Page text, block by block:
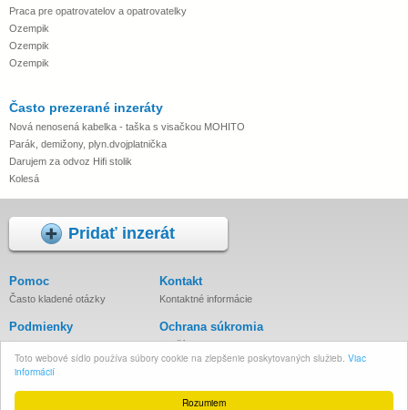
Rozumiem
Toto webové sídlo používa súbory cookie na zlepšenie poskytovaných služieb. Viac
informácií
Praca pre opatrovatelov a opatrovatelky
Ozempik
Ozempik
Ozempik
Často prezerané inzeráty
Nová nenosená kabelka - taška s visačkou MOHITO
Parák, demižony, plyn.dvojplatnička
Darujem za odvoz Hifi stolik
Kolesá
Pridať inzerát
Pomoc
Často kladené otázky
Kontakt
Kontaktné informácie
Podmienky
Podmienky inzercie
Ochrana súkromia
Používanie cookies
Zásady spracovania osobných